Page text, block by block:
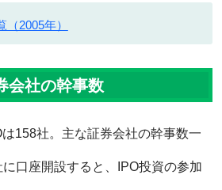
2005年）
会社の幹事数
158社。主な証券会社の幹事数一
口座開設すると、IPO投資の参加